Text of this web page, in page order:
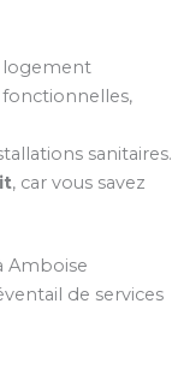
sanitaires.
, car vous savez
Amboise
de services